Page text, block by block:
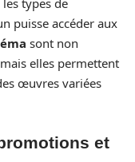
types de
puisse accéder aux
sont non
elles permettent
œuvres variées
et